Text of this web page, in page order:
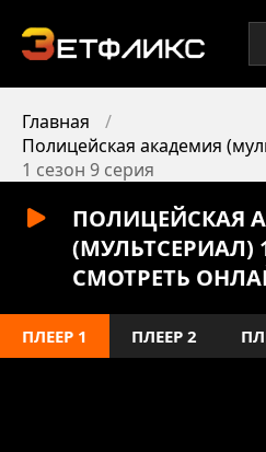
Главная
Полицейская академия
1 сезон 9 серия
ПОЛИЦЕЙСКАЯ
(МУЛЬТСЕРИАЛ)
СМОТРЕТЬ
ПЛЕЕР 1 ПЛЕЕР 2